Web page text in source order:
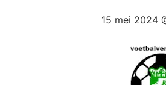
15 mei 2024